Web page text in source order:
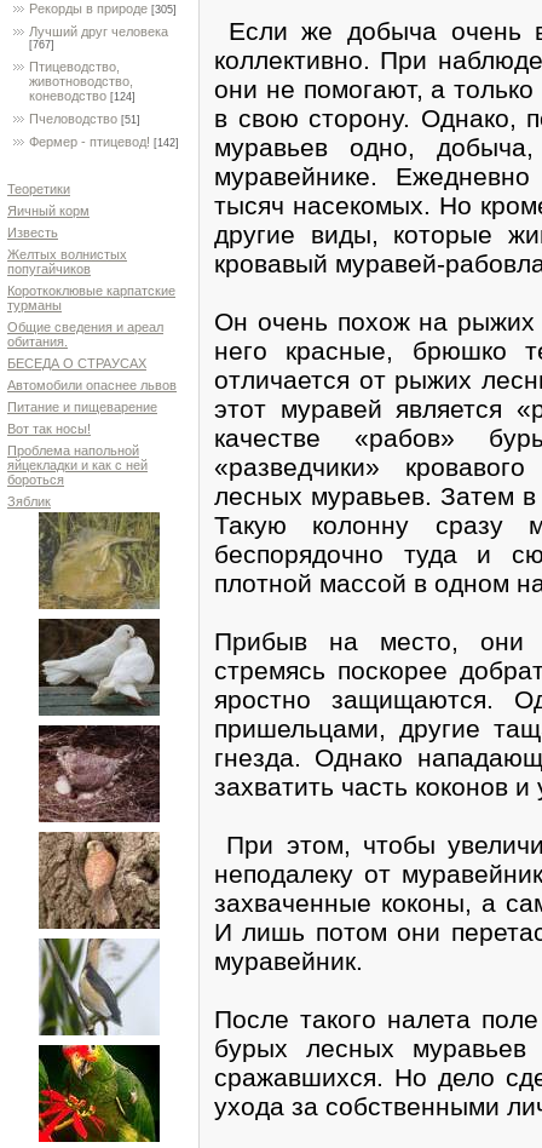
Рекорды в природе [305]
Лучший друг человека
[767]
Птицеводство,
животноводство,
коневодство [124]
Пчеловодство [51]
Фермер - птицевод! [142]
Теоретики
Яичный корм
Известь
Желтых волнистых
попугайчиков
Короткоклювые карпатские
турманы
Общие сведения и ареал
обитания.
БЕСЕДА О СТРАУСАХ
Автомобили опаснее львов
Питание и пищеварение
Вот так носы!
Проблема напольной
яйцекладки и как с ней
бороться
Зяблик
Если же добыча очень
коллективно. При
они не помогают, а
в свою сторону. Однако,
муравьев одно,
муравейнике. Ежедневно
тысяч насекомых. Но
другие виды, которые
кровавый муравей-
Он очень похож на рыжих
него красные, брюшко
отличается от рыжих
этот муравей является
качестве «рабов»
«разведчики»
лесных муравьев. Затем в
Такую колонну сразу
беспорядочно туда и
плотной массой в одном
Прибыв на место, они
стремясь поскорее
яростно защищаются.
пришельцами, другие
гнезда. Однако
захватить часть коконов и
При этом, чтобы
неподалеку от
захваченные коконы, а
И лишь потом они
муравейник.
После такого налета
бурых лесных муравьев
сражавшихся. Но дело
ухода за собственными